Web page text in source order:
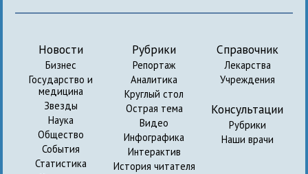
Новости
Бизнес
Государство и
медицина
Звезды
Наука
Общество
События
Статистика
Рубрики
Репортаж
Аналитика
Круглый стол
Острая тема
Видео
Инфографика
Интерактив
История читателя
Справочник
Лекарства
Учреждения
Консультации
Рубрики
Наши врачи